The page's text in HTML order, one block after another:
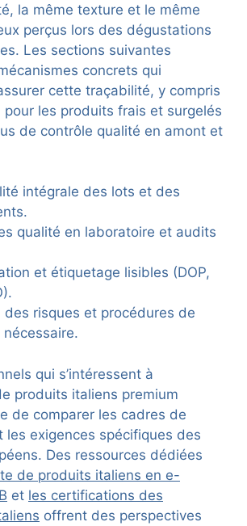
la même texture et le même
perçus lors des dégustations
Les sections suivantes
concrets qui
cette traçabilité, y compris
pour les produits frais et surgelés
de contrôle qualité en amont et
intégrale des lots et des
qualité en laboratoire et audits
et étiquetage lisibles (DOP,
des risques et procédures de
nécessaire.
qui s’intéressent à
produits italiens premium
de comparer les cadres de
les exigences spécifiques des
Des ressources dédiées
de produits italiens en e-
et les certifications des
offrent des perspectives